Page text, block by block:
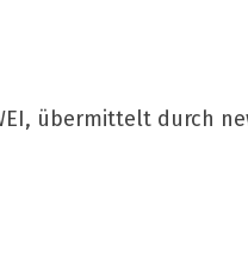
übermittelt durch